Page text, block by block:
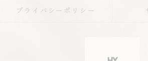
プライバシーポリシー